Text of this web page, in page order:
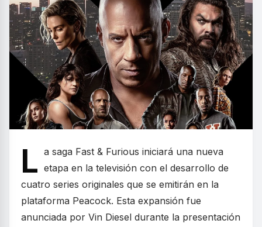
L a saga Fast & Furious iniciará una nueva
etapa en la televisión con el desarrollo de
cuatro series originales que se emitirán en la
plataforma Peacock. Esta expansión fue
anunciada por Vin Diesel durante la presentación